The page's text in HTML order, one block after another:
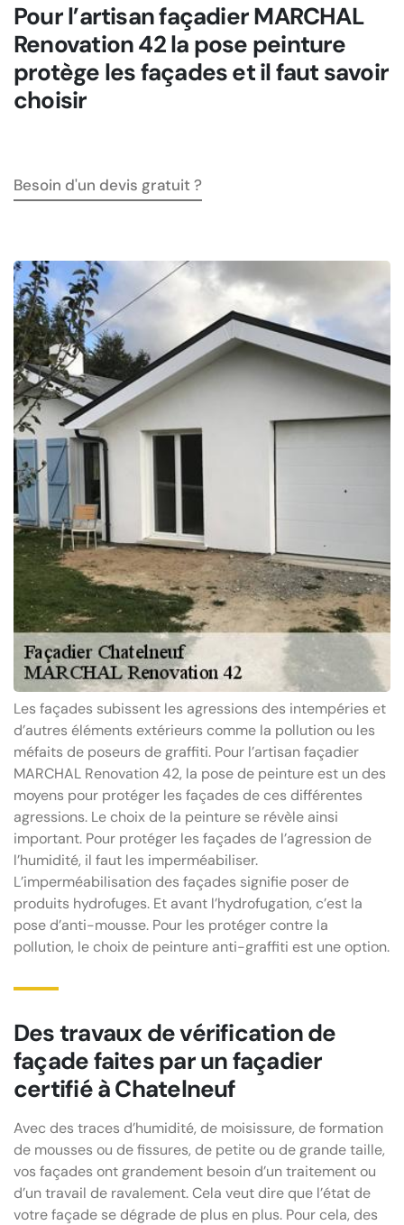
Pour l’artisan façadier MARCHAL
Renovation 42 la pose peinture
protège les façades et il faut savoir
choisir
Besoin d'un devis gratuit ?
Les façades subissent les agressions des intempéries et
d’autres éléments extérieurs comme la pollution ou les
méfaits de poseurs de graffiti. Pour l’artisan façadier
MARCHAL Renovation 42, la pose de peinture est un des
moyens pour protéger les façades de ces différentes
agressions. Le choix de la peinture se révèle ainsi
important. Pour protéger les façades de l’agression de
l’humidité, il faut les imperméabiliser.
L’imperméabilisation des façades signifie poser de
produits hydrofuges. Et avant l’hydrofugation, c’est la
pose d’anti-mousse. Pour les protéger contre la
pollution, le choix de peinture anti-graffiti est une option.
Des travaux de vérification de
façade faites par un façadier
certifié à Chatelneuf
Avec des traces d’humidité, de moisissure, de formation
de mousses ou de fissures, de petite ou de grande taille,
vos façades ont grandement besoin d’un traitement ou
d’un travail de ravalement. Cela veut dire que l’état de
votre façade se dégrade de plus en plus. Pour cela, des